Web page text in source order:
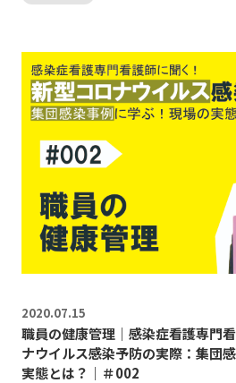
2020.07.15
職員の健康管理｜感染症看護専門
ナウイルス感染予防の実際：集団
実態とは？｜＃002